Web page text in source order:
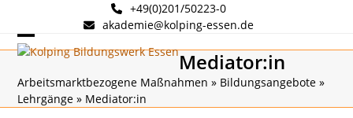
content
+49(0)201/50223-0
akademie@kolping-essen.de
Open
mobile
menu
Close
mobile
menu
Mediator:in
Arbeitsmarktbezogene Maßnahmen » Bildungsangebote »
Lehrgänge » Mediator:in